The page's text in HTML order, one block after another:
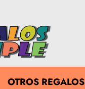
OTROS REGALOS